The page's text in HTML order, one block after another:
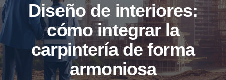
Diseño de interiores:
cómo integrar la
carpintería de forma
armoniosa